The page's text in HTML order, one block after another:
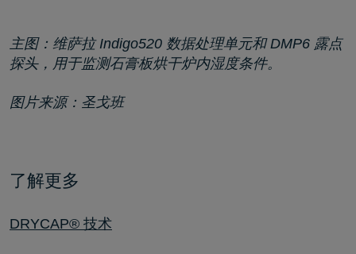
主图：维萨拉 Indigo520 数据处理单元和 DMP6 露点
探头，用于监测石膏板烘干炉内湿度条件。
图片来源：圣戈班
了解更多
DRYCAP® 技术